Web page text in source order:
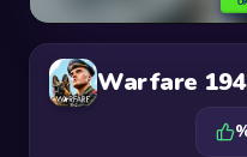
Warfare